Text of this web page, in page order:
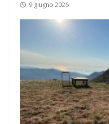
9 giugno 2026